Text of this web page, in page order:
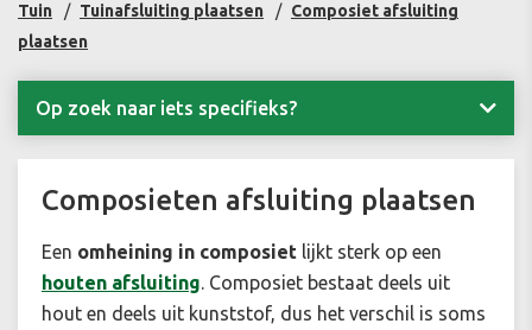
Tuin Tuinafsluiting plaatsen
Composiet afsluiting
plaatsen
Op zoek naar iets specifieks?
Composieten afsluiting plaatsen
Een omheining in composiet lijkt sterk op een
houten afsluiting. Composiet bestaat deels uit
hout en deels uit kunststof, dus het verschil is soms